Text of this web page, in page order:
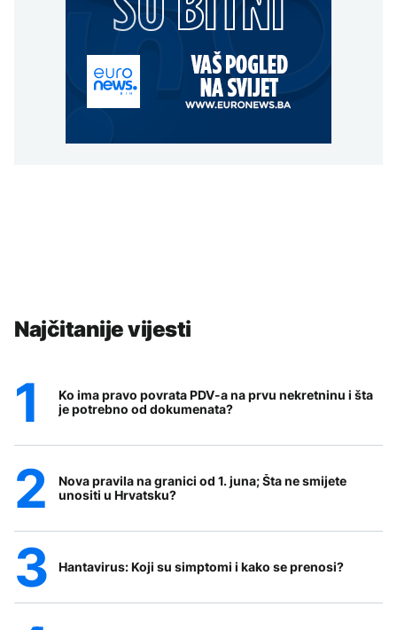
Najčitanije vijesti
Ko ima pravo povrata PDV-a na prvu nekretninu i šta
je potrebno od dokumenata?
Nova pravila na granici od 1. juna; Šta ne smijete
unositi u Hrvatsku?
Hantavirus: Koji su simptomi i kako se prenosi?